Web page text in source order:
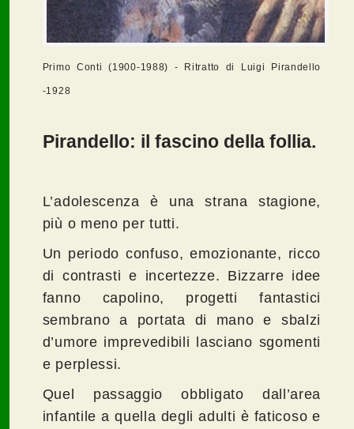
Primo Conti (1900-1988) - Ritratto di Luigi Pirandello
-1928
Pirandello: il fascino della follia.
L’adolescenza è una strana stagione,
più o meno per tutti.
Un periodo confuso, emozionante, ricco
di contrasti e incertezze. Bizzarre idee
fanno capolino, progetti fantastici
sembrano a portata di mano e sbalzi
d’umore imprevedibili lasciano sgomenti
e perplessi.
Quel passaggio obbligato dall’area
infantile a quella degli adulti è faticoso e